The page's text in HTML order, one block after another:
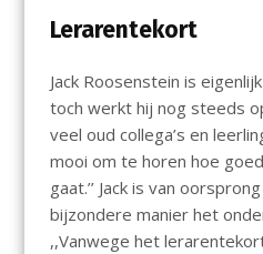
Lerarentekort
Jack Roosenstein is
toch werkt hij nog steeds
veel oud collega’s en
mooi om te horen hoe
gaat.’’ Jack is van
bijzondere manier het
,,Vanwege het